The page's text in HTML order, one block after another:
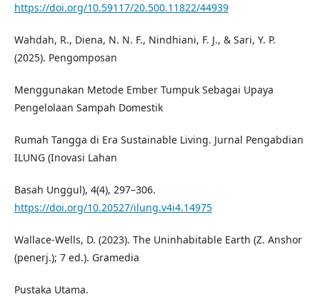
https://doi.org/10.59117/20.500.11822/44939
Wahdah, R., Diena, N. N. F., Nindhiani, F. J., & Sari, Y. P.
(2025). Pengomposan
Menggunakan Metode Ember Tumpuk Sebagai Upaya
Pengelolaan Sampah Domestik
Rumah Tangga di Era Sustainable Living. Jurnal Pengabdian
ILUNG (Inovasi Lahan
Basah Unggul), 4(4), 297–306.
https://doi.org/10.20527/ilung.v4i4.14975
Wallace-Wells, D. (2023). The Uninhabitable Earth (Z. Anshor
(penerj.); 7 ed.). Gramedia
Pustaka Utama.